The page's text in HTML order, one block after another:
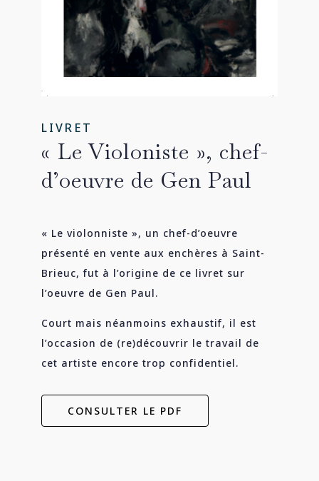
LIVRET
« Le Violoniste », chef-
d’oeuvre de Gen Paul
« Le violonniste », un chef-d’oeuvre
présenté en vente aux enchères à Saint-
Brieuc, fut à l’origine de ce livret sur
l’oeuvre de Gen Paul.
Court mais néanmoins exhaustif, il est
l’occasion de (re)découvrir le travail de
cet artiste encore trop confidentiel.
CONSULTER LE PDF